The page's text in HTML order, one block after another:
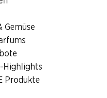
Gemüse
Highlights
Produkte